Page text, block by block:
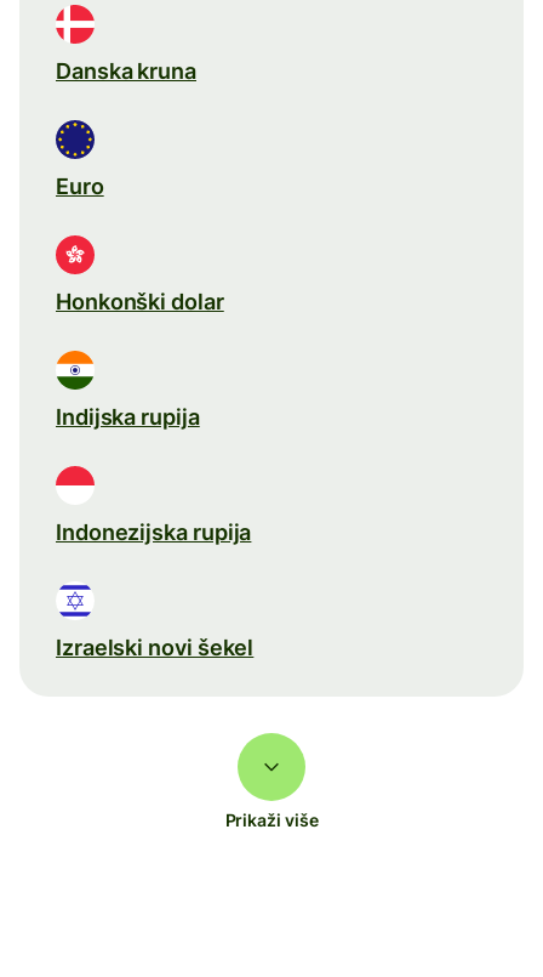
Danska kruna
Euro
Honkonški dolar
Indijska rupija
Indonezijska rupija
Izraelski novi šekel
Prikaži više